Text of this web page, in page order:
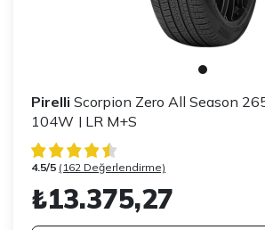
Pirelli Scorpion Zero All Season
104W J LR M+S
4.5/5 (162 Değerlendirme)
₺13.375,27